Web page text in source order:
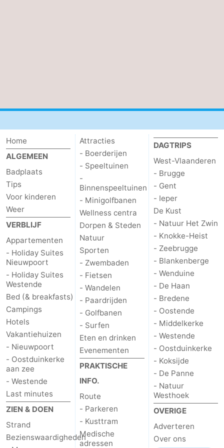
Home
ALGEMEEN
Badplaats
Tips
Voor kinderen
Weer
VERBLIJF
Appartementen
- Holiday Suites
Nieuwpoort
- Holiday Suites
Westende
Bed (& breakfasts)
Campings
Hotels
Vakantiehuizen
- Nieuwpoort
- Oostduinkerke
aan zee
- Westende
Last minutes
ZIEN & DOEN
Strand
Bezienswaardigheden
Attracties
- Boerderijen
- Speeltuinen
-
Binnenspeeltuinen
- Minigolfbanen
Wellness centra
Dorpen & Steden
Natuur
Sporten
- Zwembaden
- Fietsen
- Wandelen
- Paardrijden
- Golfbanen
- Surfen
Eten en drinken
Evenementen
PRAKTISCHE
INFO.
Route
- Parkeren
- Kusttram
Medische
adressen
DAGTRIPS
West-Vlaanderen
- Brugge
- Gent
- Ieper
De Kust
- Natuur Het Zwin
- Knokke-Heist
- Zeebrugge
- Blankenberge
- Wenduine
- De Haan
- Bredene
- Oostende
- Middelkerke
- Westende
- Oostduinkerke
- Koksijde
- De Panne
- Natuur
Westhoek
OVERIGE
Adverteren
Over ons